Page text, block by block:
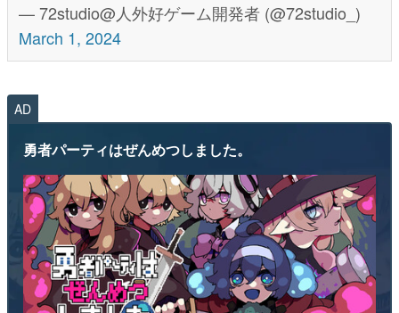
— 72studio@人外好ゲーム開発者 (@72studio_)
March 1, 2024
AD
勇者パーティはぜんめつしました。